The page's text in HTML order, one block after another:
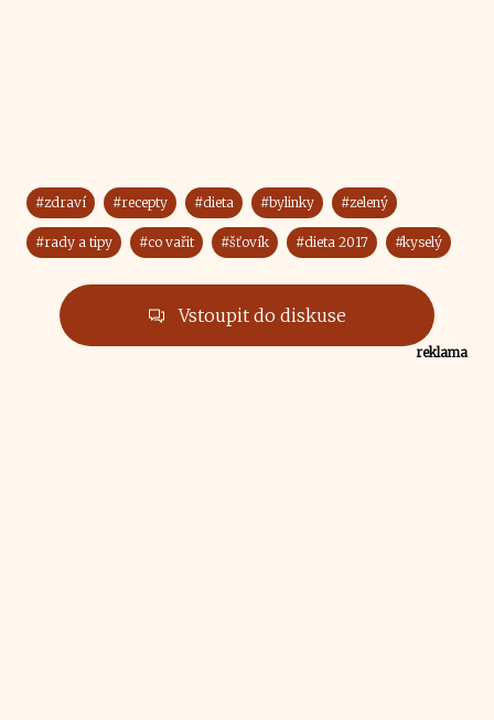
#zdraví #recepty #dieta #bylinky #zelený
#rady a tipy #co vařit #šťovík #dieta 2017 #kyselý
Vstoupit do diskuse
reklama